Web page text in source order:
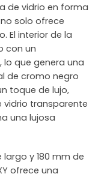
de vidrio en forma
solo ofrece
El interior de la
con un
que genera una
de cromo negro
toque de lujo,
transparente
una lujosa
y 180 mm de
ofrece una